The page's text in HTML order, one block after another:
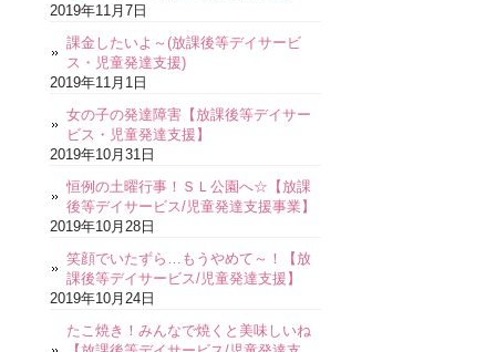
2019年11月7日
課金したいよ～(放課後等デイサービ
ス・児童発達支援)
2019年11月1日
女の子の発達障害【放課後等デイサー
ビス・児童発達支援】
2019年10月31日
恒例の土曜行事！ＳＬ公園へ☆【放課
後等デイサービス/児童発達支援事業】
2019年10月28日
笑顔でいたずら…もうやめて～！【放
課後等デイサービス/児童発達支援】
2019年10月24日
たこ焼き！みんなで焼くと美味しいね